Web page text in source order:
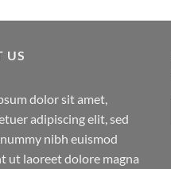
US
dolor sit amet,
adipiscing elit, sed
nibh euismod
ut laoreet dolore magna